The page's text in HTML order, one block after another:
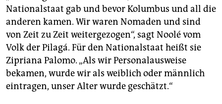
Nationalstaat gab und bevor Kolumbus und all die
anderen kamen. Wir waren Nomaden und sind
von Zeit zu Zeit weitergezogen“, sagt Noolé vom
Volk der Pilagá. Für den Nationalstaat heißt sie
Zipriana Palomo. „Als wir Personalausweise
bekamen, wurde wir als weiblich oder männlich
eintragen, unser Alter wurde geschätzt.“